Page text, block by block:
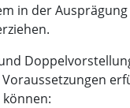
in der